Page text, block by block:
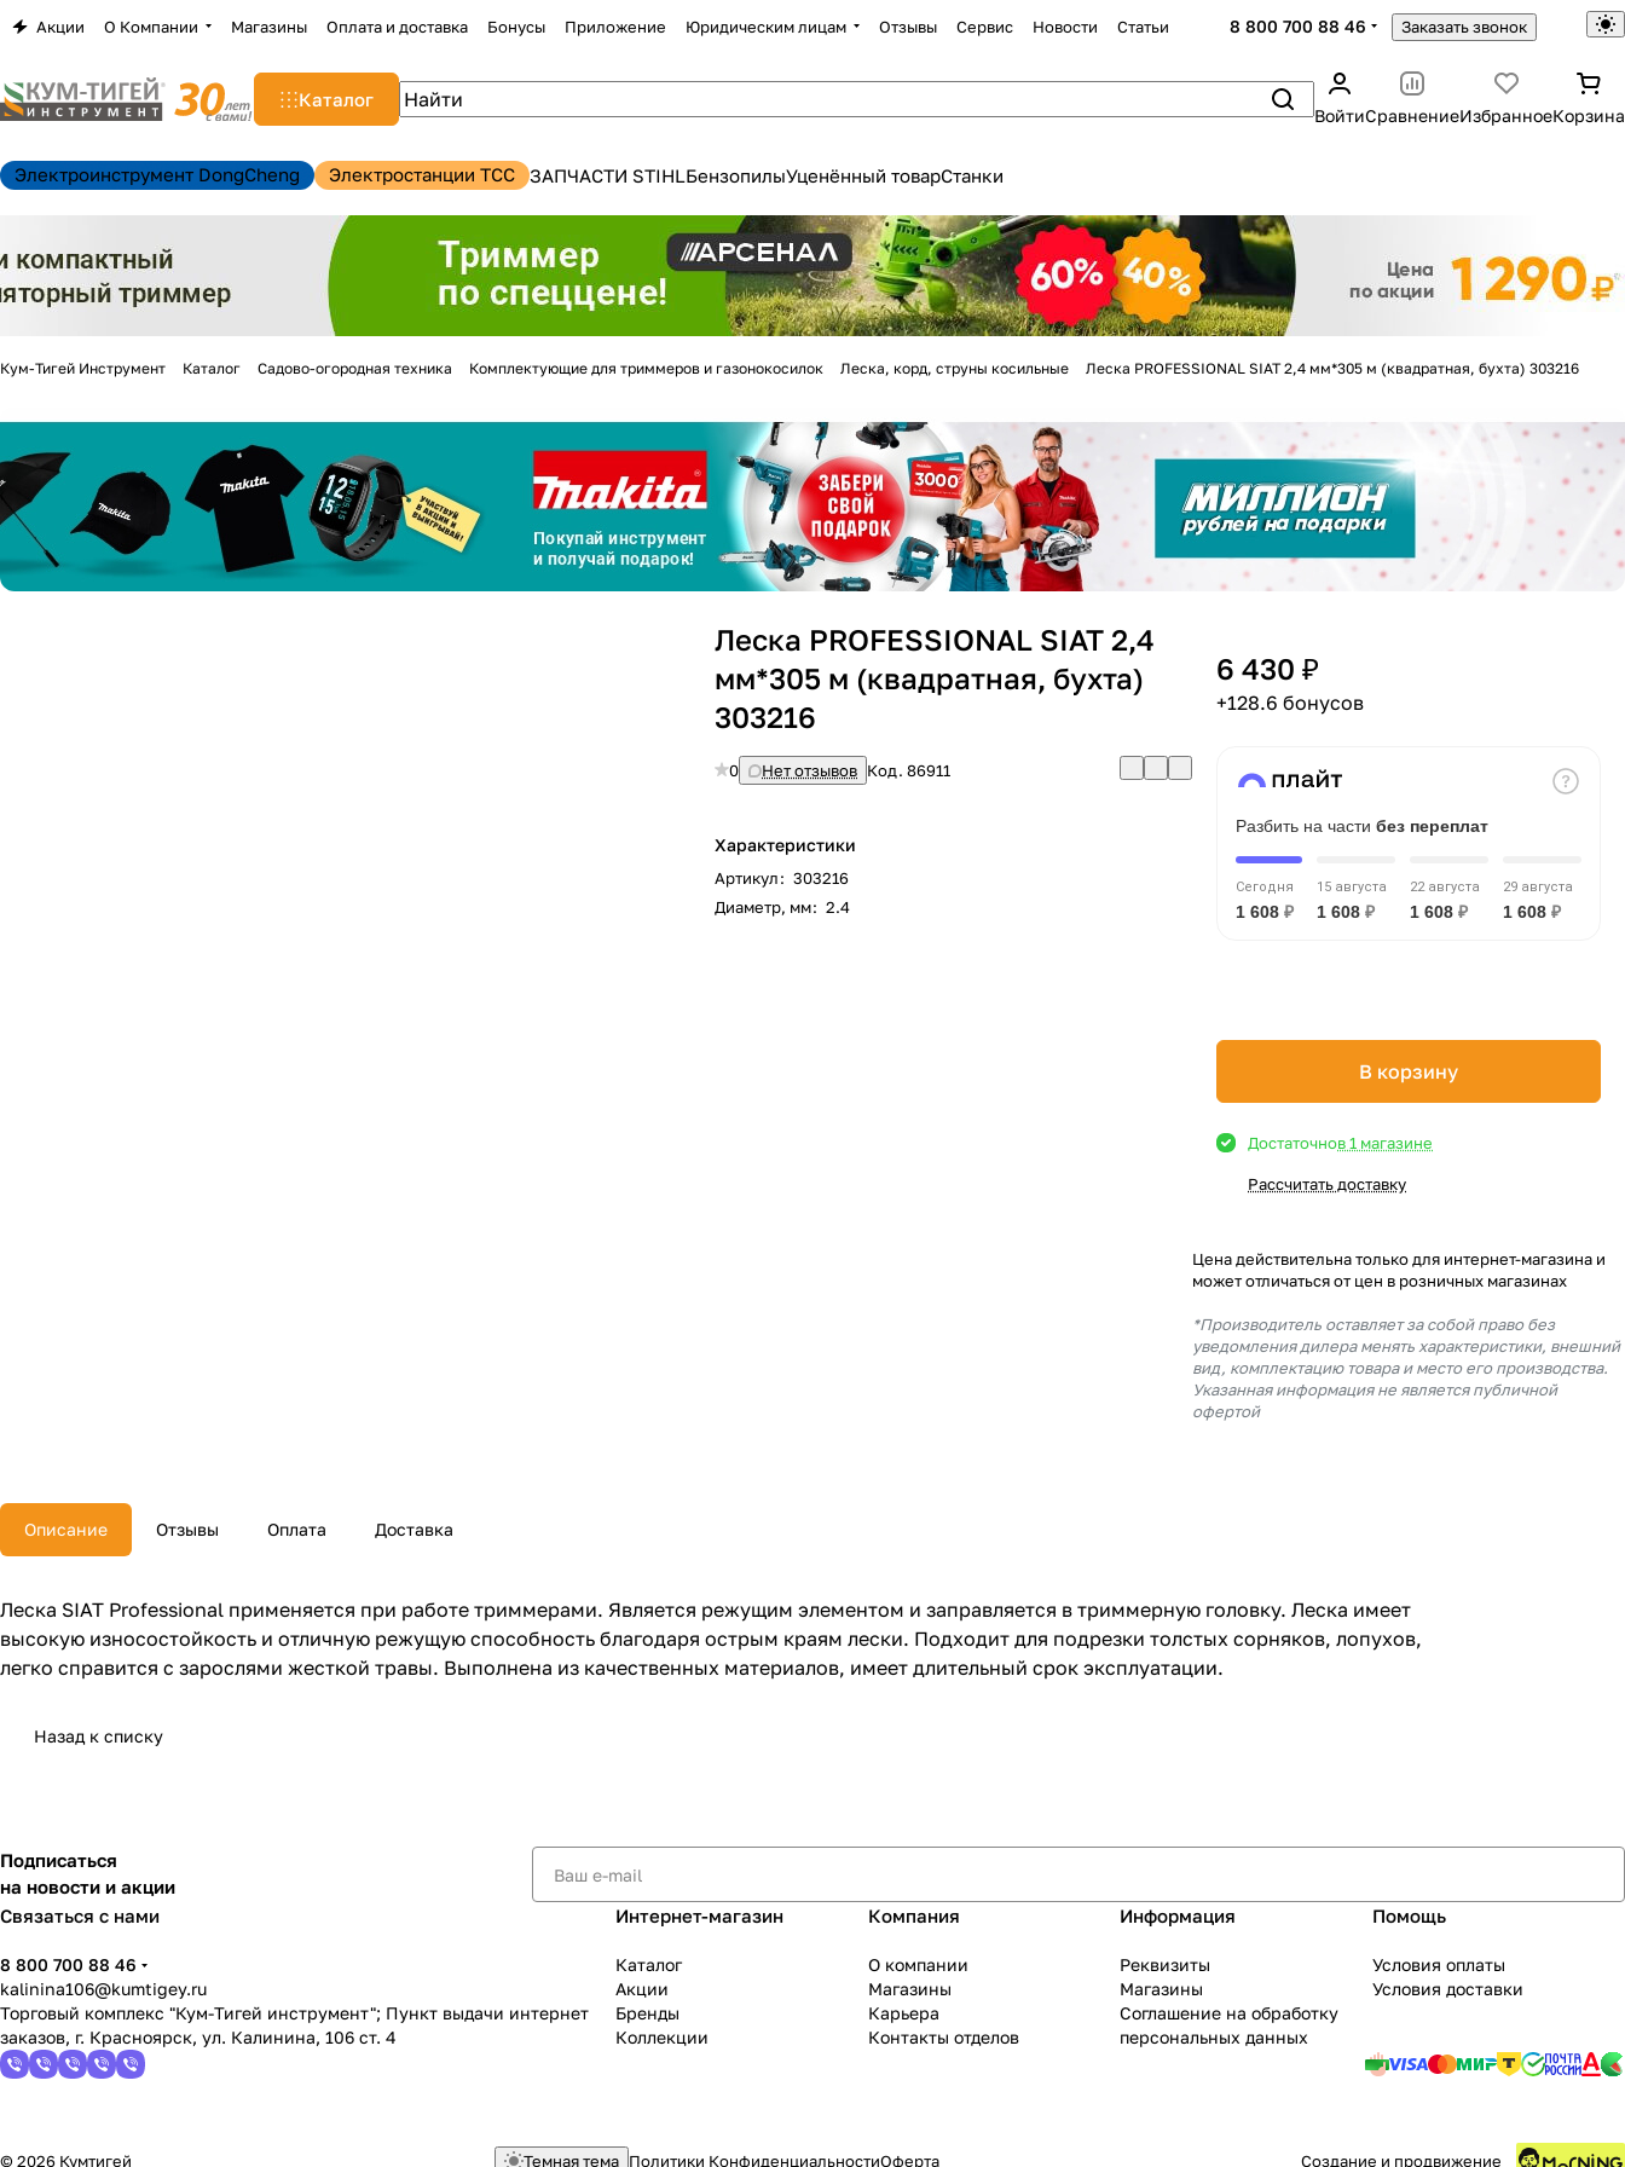
Акции О Компании Магазины Оплата и доставка Бонусы Приложение Юридическим лицам Отзывы Сервис Новости Статьи 8 800 700 88 46 Заказать звонок
Каталог
ВойтиСравнениеИзбранноеКорзина
Электроинструмент DongCheng Электростанции TCC ЗАПЧАСТИ STIHLБензопилыУценённый товарСтанки
Кум-Тигей Инструмент Каталог Садово-огородная техника Комплектующие для триммеров и газонокосилок Леска, корд, струны косильные Леска PROFESSIONAL SIAT 2,4 мм*305 м (квадратная, бухта) 303216
Леска PROFESSIONAL SIAT 2,4
мм*305 м (квадратная, бухта)
303216
0 Нет отзывов Код.86911
Характеристики
Артикул: 303216
Диаметр, мм: 2.4
6 430 ₽
+128.6 бонусов
Разбить на части без переплат
Сегодня
1 608 ₽
15 августа
1 608 ₽
22 августа
1 608 ₽
29 августа
1 608 ₽
В корзину
Достаточнов 1 магазине
Рассчитать доставку
Цена действительна только для интернет-магазина и
может отличаться от цен в розничных магазинах
*Производитель оставляет за собой право без
уведомления дилера менять характеристики, внешний
вид, комплектацию товара и место его производства.
Указанная информация не является публичной
офертой
Описание Отзывы Оплата Доставка
Леска SIAT Professional применяется при работе триммерами. Является режущим элементом и заправляется в триммерную головку. Леска имеет
высокую износостойкость и отличную режущую способность благодаря острым краям лески. Подходит для подрезки толстых сорняков, лопухов,
легко справится с зарослями жесткой травы. Выполнена из качественных материалов, имеет длительный срок эксплуатации.
Назад к списку
Подписаться
на новости и акции
Связаться с нами
8 800 700 88 46
kalinina106@kumtigey.ru
Торговый комплекс "Кум-Тигей инструмент"; Пункт выдачи интернет
заказов, г. Красноярск, ул. Калинина, 106 ст. 4
Интернет-магазин
Каталог
Акции
Бренды
Коллекции
Компания
О компании
Магазины
Карьера
Контакты отделов
Информация
Реквизиты
Магазины
Соглашение на обработку
персональных данных
Помощь
Условия оплаты
Условия доставки
© 2026 Кумтигей Темная тема Политики КонфиденциальностиОферта Создание и продвижение
Для клиентов всех банков
Разбейтеоплату
на частибез переплат
График платежей
Добавляйте товарыв корзину
Оплачивайте сегодня только
% картой любого банка